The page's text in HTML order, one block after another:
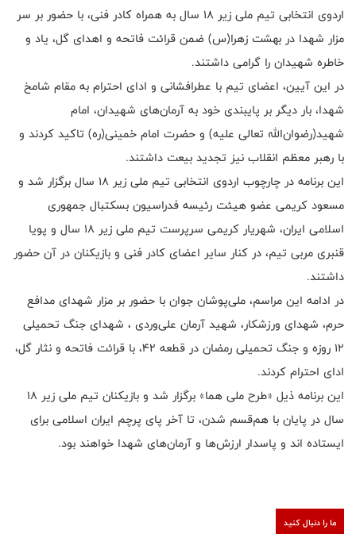
اردوی انتخابی تیم ملی زیر ۱۸ سال به همراه کادر فنی، با حضور بر سر
مزار شهدا در بهشت زهرا(س) ضمن قرائت فاتحه و اهدای گل، یاد و
خاطره شهیدان را گرامی داشتند.
در این آیین، اعضای تیم با عطر‌افشانی و ادای احترام به مقام شامخ
شهدا، بار دیگر بر پایبندی خود به آرمان‌های شهیدان، امام
شهید(رضوان‌الله تعالی علیه) و حضرت امام خمینی(ره) تاکید کردند و
با رهبر معظم انقلاب نیز تجدید بیعت داشتند.
این برنامه در چارچوب اردوی انتخابی تیم ملی زیر ۱۸ سال برگزار شد و
مسعود کریمی عضو هیئت رئیسه فدراسیون بسکتبال جمهوری
اسلامی ایران، شهریار کریمی سرپرست تیم ملی زیر ۱۸ سال و پویا
قنبری مربی تیم، در کنار سایر اعضای کادر فنی و بازیکنان در آن حضور
داشتند.
در ادامه این مراسم، ملی‌پوشان جوان با حضور بر مزار شهدای مدافع
حرم، شهدای ورزشکار، شهید آرمان علی‌وردی ، شهدای جنگ تحمیلی
۱۲ روزه و جنگ تحمیلی رمضان در قطعه ۴۲، با قرائت فاتحه و نثار گل،
ادای احترام کردند.
این برنامه ذیل «طرح ملی هما» برگزار شد و بازیکنان تیم ملی زیر ۱۸
سال در پایان با هم‌قسم شدن، تا آخر پای پرچم ایران اسلامی برای
ایستاده اند و پاسدار ارزش‌ها و آرمان‌های شهدا خواهند بود.
ما را دنبال کنید